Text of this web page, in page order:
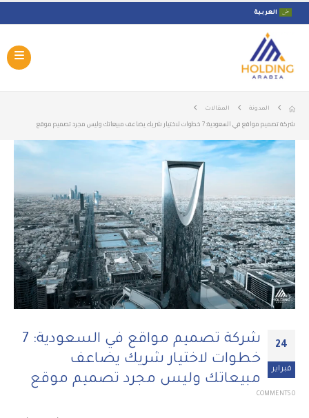
العربية
المدونة المقالات
شركة تصميم مواقع في السعودية: 7 خطوات لاختيار شريك يضاعف مبيعاتك وليس مجرد تصميم موقع
24
فبراير
شركة تصميم مواقع في السعودية: 7
خطوات لاختيار شريك يضاعف
مبيعاتك وليس مجرد تصميم موقع
0 COMMENTS